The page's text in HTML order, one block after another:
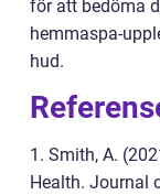
för att bedöma
hemmaspa-
hud.
1. Smith, A.
Health. Journal